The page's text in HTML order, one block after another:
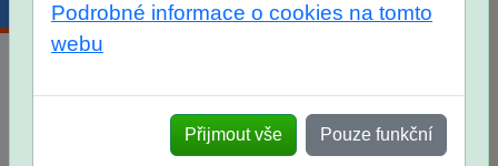
SŠ? Vaše ohlasy po skutečných
přijímacích zkouškách
Podrobné informace o cookies na tomto
webu
Přijmout vše Pouze funkční